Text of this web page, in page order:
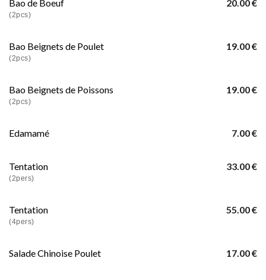
20.00 €
Bao de Boeuf
(2pcs)
19.00 €
Bao Beignets de Poulet
(2pcs)
19.00 €
Bao Beignets de Poissons
(2pcs)
7.00 €
Edamamé
33.00 €
Tentation
(2pers)
55.00 €
Tentation
(4pers)
17.00 €
Salade Chinoise Poulet